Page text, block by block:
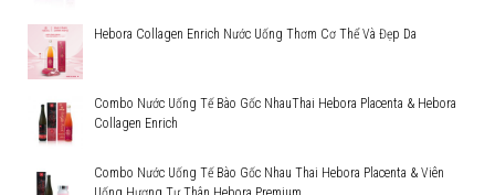
Hebora Collagen Enrich Nước Uống Thơm Cơ Thể Và Đẹp Da
Combo Nước Uống Tế Bào Gốc NhauThai Hebora Placenta & Hebora
Collagen Enrich
Combo Nước Uống Tế Bào Gốc Nhau Thai Hebora Placenta & Viên